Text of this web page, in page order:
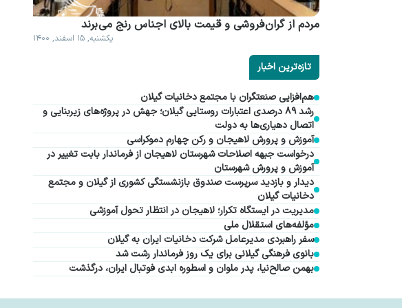
مردم از گران فروشی و قیمت بالای اجناس رنج می برند
یکشنبه, ۱۵ اسفند, ۱۴۰۰
تازه‌ترین اخبار
هم‌افزایی صنعتگران با مجتمع دخانیات گیلان
رشد ۸۹ درصدی اعتبارات روستایی گیلان؛ جهش در پروژه‌های زیربنایی و
اتصال دهیاری‌ها به دولت
آموزش و پرورش لاهیجان و رکن چهارم دموکراسی
درخواست جبهه اصلاحات شهرستان لاهیجان از فرماندار بابت تغییر در
آموزش و پرورش شهرستان
دیدار و بازدید سرپرست صندوق بازنشستگی کشوری از گیلان و مجتمع
دخانیات گیلان
مدیریت در ایستگاه تکرار؛ لاهیجان در انتظار تحول آموزشی
مؤلفه‌های استقلال ملی
سفر راهبردی مدیرعامل شرکت دخانیات ایران به گیلان
بانوی فرهنگی گیلانی برای یک روز فرماندار رشت شد
بهمن صالح‌نیا، پدر ملوان و اسطوره ابدی فوتبال ایران، درگذشت